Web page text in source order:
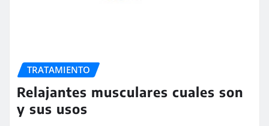
TRATAMIENTO
Relajantes musculares cuales son
y sus usos